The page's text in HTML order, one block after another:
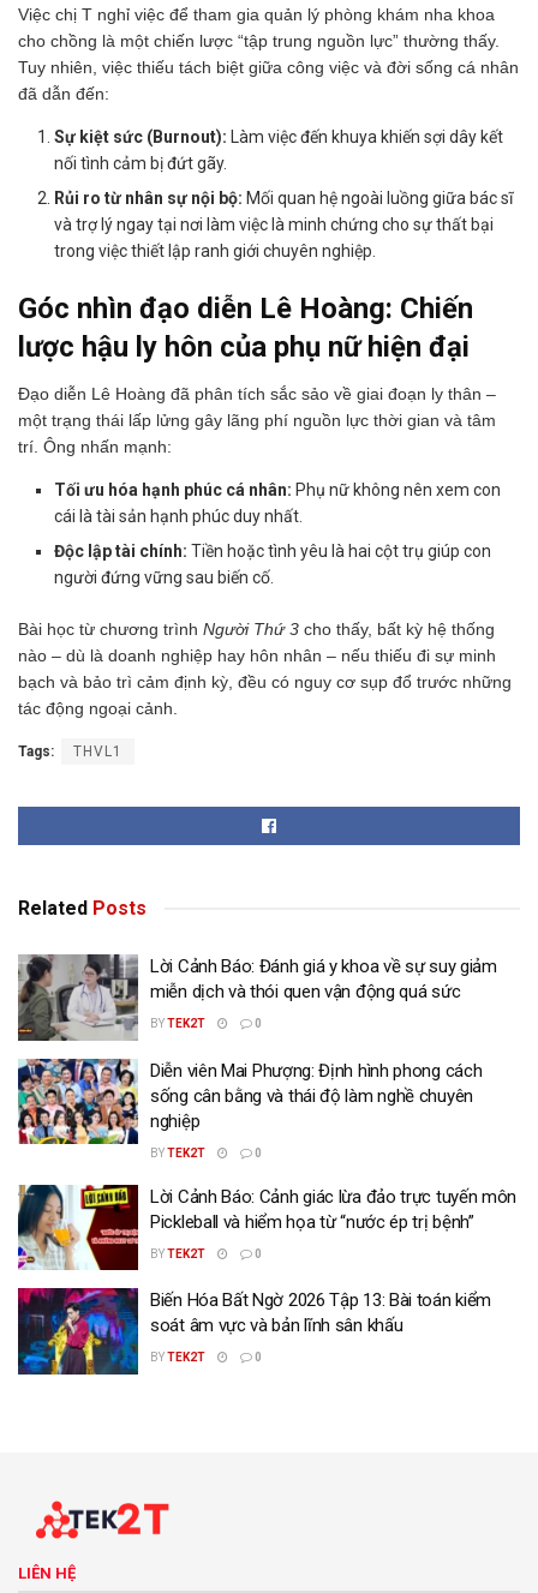
Việc chị T nghỉ việc để tham gia quản lý phòng khám nha khoa
cho chồng là một chiến lược “tập trung nguồn lực” thường thấy.
Tuy nhiên, việc thiếu tách biệt giữa công việc và đời sống cá nhân
đã dẫn đến:
Sự kiệt sức (Burnout): Làm việc đến khuya khiến sợi dây kết
nối tình cảm bị đứt gãy.
Rủi ro từ nhân sự nội bộ: Mối quan hệ ngoài luồng giữa bác sĩ
và trợ lý ngay tại nơi làm việc là minh chứng cho sự thất bại
trong việc thiết lập ranh giới chuyên nghiệp.
Góc nhìn đạo diễn Lê Hoàng: Chiến
lược hậu ly hôn của phụ nữ hiện đại
Đạo diễn Lê Hoàng đã phân tích sắc sảo về giai đoạn ly thân –
một trạng thái lấp lửng gây lãng phí nguồn lực thời gian và tâm
trí. Ông nhấn mạnh:
Tối ưu hóa hạnh phúc cá nhân: Phụ nữ không nên xem con
cái là tài sản hạnh phúc duy nhất.
Độc lập tài chính: Tiền hoặc tình yêu là hai cột trụ giúp con
người đứng vững sau biến cố.
Bài học từ chương trình Người Thứ 3 cho thấy, bất kỳ hệ thống
nào – dù là doanh nghiệp hay hôn nhân – nếu thiếu đi sự minh
bạch và bảo trì cảm định kỳ, đều có nguy cơ sụp đổ trước những
tác động ngoại cảnh.
Tags: THVL1
Related Posts
Lời Cảnh Báo: Đánh giá y khoa về sự suy giảm
miễn dịch và thói quen vận động quá sức
BYTEK2T 0
Diễn viên Mai Phượng: Định hình phong cách
sống cân bằng và thái độ làm nghề chuyên
nghiệp
BYTEK2T 0
Lời Cảnh Báo: Cảnh giác lừa đảo trực tuyến môn
Pickleball và hiểm họa từ “nước ép trị bệnh”
BYTEK2T 0
Biến Hóa Bất Ngờ 2026 Tập 13: Bài toán kiểm
soát âm vực và bản lĩnh sân khấu
BYTEK2T 0
LIÊN HỆ